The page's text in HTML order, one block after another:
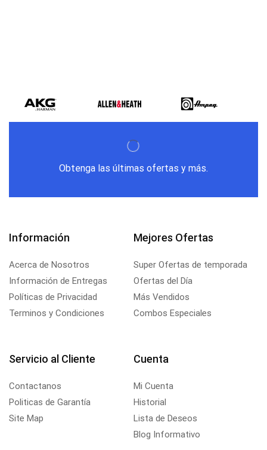
Obtenga las últimas ofertas y más.
Información
Acerca de Nosotros
Información de Entregas
Políticas de Privacidad
Terminos y Condiciones
Mejores Ofertas
Super Ofertas de temporada
Ofertas del Día
Más Vendidos
Combos Especiales
Servicio al Cliente
Contactanos
Politicas de Garantía
Site Map
Cuenta
Mi Cuenta
Historial
Lista de Deseos
Blog Informativo